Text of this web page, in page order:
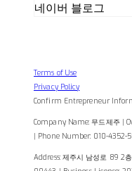
네이버 블로그
Terms of Use
Privacy Policy
Confirm Entrepreneur
Company Name: 무드제주 |
| Phone Number: 010-4352-
Address: 제주시 남성로 89 2